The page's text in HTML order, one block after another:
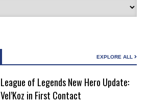
EXPLORE ALL
League of Legends New Hero Update:
Vel’Koz in First Contact